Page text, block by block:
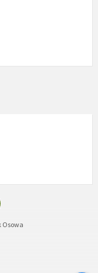
Osowa